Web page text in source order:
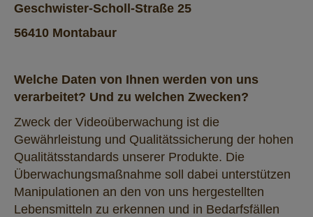
Geschwister-Scholl-Straße 25
56410 Montabaur
Welche Daten von Ihnen werden von uns
verarbeitet? Und zu welchen Zwecken?
Zweck der Videoüberwachung ist die
Gewährleistung und Qualitätssicherung der hohen
Qualitätsstandards unserer Produkte. Die
Überwachungsmaßnahme soll dabei unterstützen
Manipulationen an den von uns hergestellten
Lebensmitteln zu erkennen und in Bedarfsfällen